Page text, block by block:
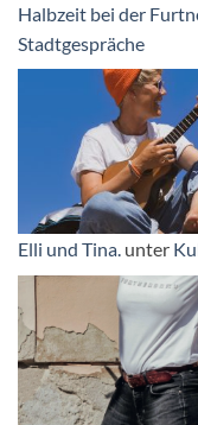
Halbzeit bei der
Stadtgespräche
Elli und Tina. unter